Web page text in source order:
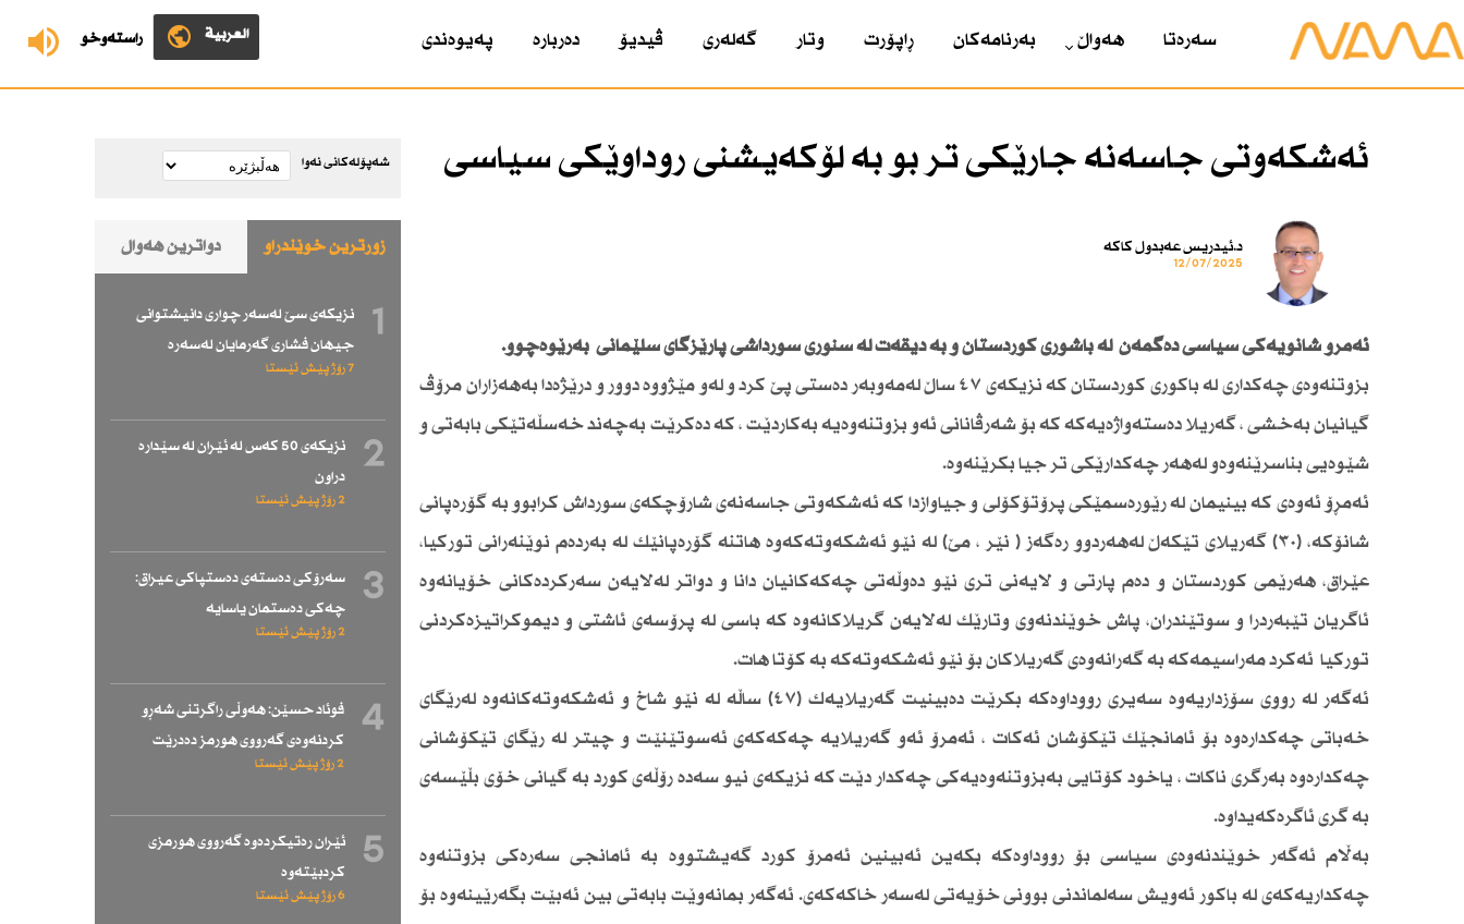
ڕاستەوخۆ العربية سەرەتا هەواڵ بەرنامەکان ڕاپۆرت وتار گەلەری ڤیدیۆ دەربارە پەیوەندی
ئەشكەوتی جاسەنە جارێكی تر بو بە لۆكەیشنی روداوێكی سیاسی
د.ئیدریس عەبدول كاكە
12/07/2025
ئەمڕۆ شانۆیەكی سیاسی دەگمەن لە باشوری كوردستان و بە دیقەت لە سنوری سورداشی پارێزگای سلێمانی بەرێوەچوو.
بزوتنەوەی چەكداری لە باكوری كوردستان كە نزیكەی ٤٧ ساڵ لەمەوبەر دەستی پێ كرد و لەو مێژووە دوور و درێژەدا بەهەزاران مرۆڤ
گیانیان بەخشی ، گەریلا دەستەواژەیەكە كە بۆ شەرڤانانی ئەو بزوتنەوەیە بەكاردێت ، كە دەكرێت بەچەند خەسڵەتێكی بابەتی و
شێوەیی بناسرێنەوەو لەهەر چەكدارێكی تر جیا بكرێنەوە.
ئەمڕۆ ئەوەی كە بینیمان لە رێورەسمێكی پرۆتۆكۆلی و جیاوازدا كە ئەشكەوتی جاسەنەی شارۆچكەی سورداش كرابوو بە گۆرەپانی
شانۆكە، (٣٠) گەریلای تێكەڵ لەهەردوو رەگەز ( نێر ، مێ) لە نێو ئەشكەوتەكەوە هاتنە گۆرەپانێك لە بەردەم نوێنەرانی توركیا،
عێراق، هەرێمی كوردستان و دەم پارتی و لایەنی تری نێو دەوڵەتی چەكەكانیان دانا و دواتر لەلایەن سەركردەكانی خۆیانەوە
ئاگریان تێبەردرا و سوتێندران، پاش خوێندنەوی وتارێك لەلایەن گریلاكانەوە كە باسی لە پرۆسەی ئاشتی و دیموكراتیزەكردنی
توركیا ئەكرد مەراسیمەكە بە گەرانەوەی گەریلاكان بۆ نێو ئەشكەوتەكە بە كۆتا هات.
ئەگەر لە رووی سۆزداریەوە سەیری رووداوەكە بكرێت دەبینیت گەریلایەك (٤٧) ساڵە لە نێو شاخ و ئەشكەوتەكانەوە لەرێگای
خەباتی چەكدارەوە بۆ ئامانجێك تێكۆشان ئەكات ، ئەمرۆ ئەو گەریلایە چەكەكەی ئەسوتێنێت و چیتر لە رێگای تێكۆشانی
چەكدارەوە بەرگری ناكات ، یاخود كۆتایی بەبزوتنەوەیەكی چەكدار دێت كە نزیكەی نیو سەدە رۆڵەی كورد بە گیانی خۆی بڵێسەی
بە گری ئاگرەكەیداوە.
بەڵام ئەگەر خوێندنەوەی سیاسی بۆ رووداوەكە بكەین ئەبینین ئەمرۆ كورد گەیشتووە بە ئامانجی سەرەكی بزوتنەوە
چەكداریەكەی لە باكور ئەویش سەلماندنی بوونی خۆیەتی لەسەر خاكەكەی. ئەگەر بمانەوێت بابەتی بین ئەبێت بگەرێینەوە بۆ
شەپۆلەکانی نەوا
زۆرترین خوێندراو دواترین هەواڵ
1
نزیكەی سێ لەسەر چواری دانیشتوانی
جیهان فشاری گەرمایان لەسەرە
7 رۆژ پێش ئێستا
2
نزیكەی 50 كەس لە ئێران لە سێدارە
دراون
2 رۆژ پێش ئێستا
3
سەرۆكی دەستەی دەستپاكی عیراق:
چەكی دەستمان یاسایە
2 رۆژ پێش ئێستا
4
فوئاد حسێن: هەوڵی راگرتنی شەڕو
كردنەوەی گەرووی هورمز دەدرێت
2 رۆژ پێش ئێستا
5
ئێران رەتیكردەوە گەرووی هورمزی
كردبێتەوە
6 رۆژ پێش ئێستا